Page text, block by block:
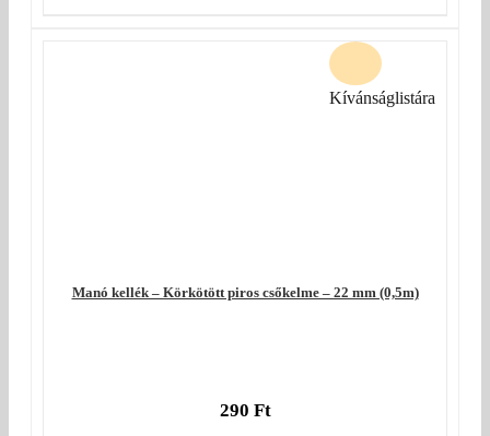
Manó kellék – Körkötött piros csőkelme – 22 mm (0,5m)
290 Ft
Kívánságlistára